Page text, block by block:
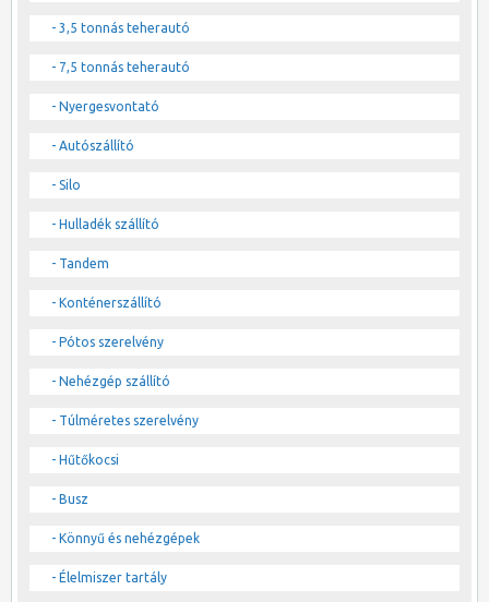
- 3,5 tonnás teherautó
- 7,5 tonnás teherautó
- Nyergesvontató
- Autószállító
- Silo
- Hulladék szállító
- Tandem
- Konténerszállító
- Pótos szerelvény
- Nehézgép szállító
- Túlméretes szerelvény
- Hűtőkocsi
- Busz
- Könnyű és nehézgépek
- Élelmiszer tartály